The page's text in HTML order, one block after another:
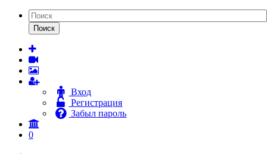
Поиск
Вход
Регистрация
Забыл пароль
0